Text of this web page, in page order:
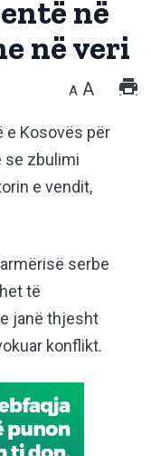
në
në veri
A A
e Kosovës për
se zbulimi
e vendit,
serbe
të
janë thjesht
konflikt.